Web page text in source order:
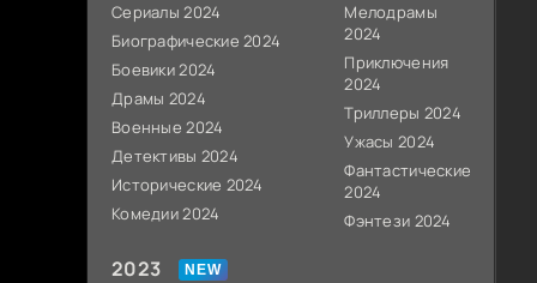
Сериалы 2024
Биографические 2024
Боевики 2024
Драмы 2024
Военные 2024
Детективы 2024
Исторические 2024
Комедии 2024
Мелодрамы
2024
Приключения
2024
Триллеры 2024
Ужасы 2024
Фантастические
2024
Фэнтези 2024
2023